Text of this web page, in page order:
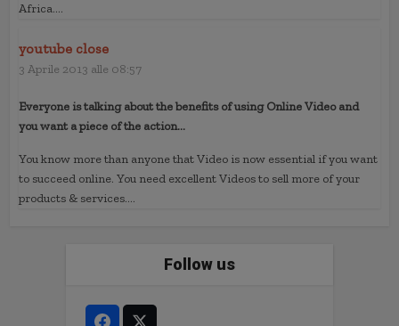
Africa….
youtube close
3 Aprile 2013 alle 08:57
Everyone is talking about the benefits of using Online Video and
you want a piece of the action…
You know more than anyone that Video is now essential if you want
to succeed online. You need excellent Videos to sell more of your
products & services….
Follow us